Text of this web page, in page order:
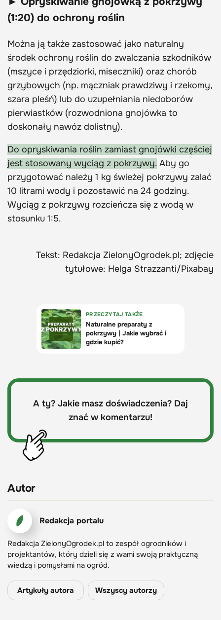
(1:20) do ochrony roślin
Można ją także zastosować jako naturalny
środek ochrony roślin do zwalczania szkodników
(mszyce i przędziorki, miseczniki) oraz chorób
grzybowych (np. mączniak prawdziwy i rzekomy,
szara pleśń) lub do uzupełniania niedoborów
pierwiastków (rozwodniona gnojówka to
doskonały nawóz dolistny).
Do opryskiwania roślin zamiast gnojówki częściej
jest stosowany wyciąg z pokrzywy. Aby go
przygotować należy 1 kg świeżej pokrzywy zalać
10 litrami wody i pozostawić na 24 godziny.
Wyciąg z pokrzywy rozcieńcza się z wodą w
stosunku 1:5.
Tekst: Redakcja ZielonyOgrodek.pl; zdjęcie
tytułowe: Helga Strazzanti/Pixabay
A ty? Jakie masz doświadczenia? Daj
znać w komentarzu!
Autor
Redakcja portalu
Redakcja ZielonyOgrodek.pl to zespół ogrodników i
projektantów, który dzieli się z wami swoją praktyczną
wiedzą i pomysłami na ogród.
Artykuły autora Wszyscy autorzy